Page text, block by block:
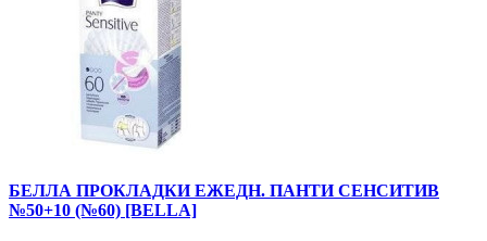
БЕЛЛА ПРОКЛАДКИ ЕЖЕДН. ПАНТИ СЕНСИТИВ
№50+10 (№60) [BELLA]